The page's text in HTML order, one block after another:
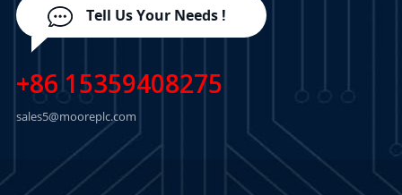
Tell Us Your Needs !
+86 15359408275
sales5@mooreplc.com